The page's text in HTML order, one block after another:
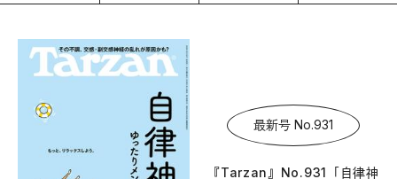
最新号 No.931
『Tarzan』No.931「自律神